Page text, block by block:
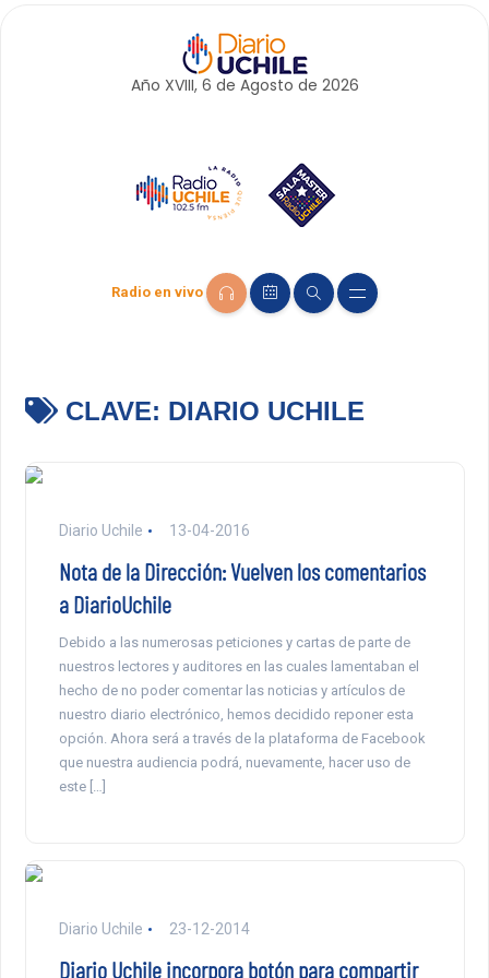
Año XVIII, 6 de Agosto de 2026
Radio en vivo
CLAVE: DIARIO UCHILE
Diario Uchile 13-04-2016
Nota de la Dirección: Vuelven los comentarios
a DiarioUchile
Debido a las numerosas peticiones y cartas de parte de
nuestros lectores y auditores en las cuales lamentaban el
hecho de no poder comentar las noticias y artículos de
nuestro diario electrónico, hemos decidido reponer esta
opción. Ahora será a través de la plataforma de Facebook
que nuestra audiencia podrá, nuevamente, hacer uso de
este […]
Diario Uchile 23-12-2014
Diario Uchile incorpora botón para compartir